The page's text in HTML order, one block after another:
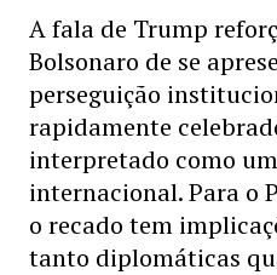
A fala de Trump
Bolsonaro de se
perseguição
rapidamente
interpretado como
internacional. Para o
o recado tem
tanto diplomáticas